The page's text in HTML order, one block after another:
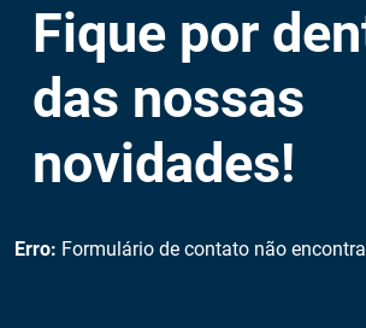
Fique por
das nossas
novidades!
Erro: Formulário de contato não